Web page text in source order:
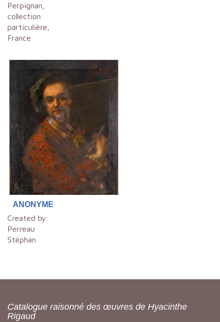
Perpignan,
collection
particulière,
France
ANONYME
Created by:
Perreau
Stéphan
Catalogue raisonné des œuvres de Hyacinthe
Rigaud